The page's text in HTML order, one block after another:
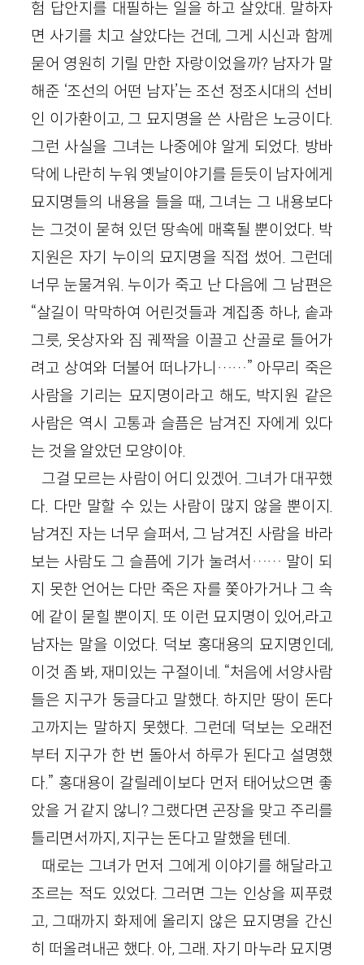
험 답안지를 대필하는 일을 하고 살았대. 말하자
면 사기를 치고 살았다는 건데, 그게 시신과 함께
묻어 영원히 기릴 만한 자랑이었을까? 남자가 말
해준 ‘조선의 어떤 남자’는 조선 정조시대의 선비
인 이가환이고, 그 묘지명을 쓴 사람은 노긍이다.
그런 사실을 그녀는 나중에야 알게 되었다. 방바
닥에 나란히 누워 옛날이야기를 듣듯이 남자에게
묘지명들의 내용을 들을 때, 그녀는 그 내용보다
는 그것이 묻혀 있던 땅속에 매혹될 뿐이었다. 박
지원은 자기 누이의 묘지명을 직접 썼어. 그런데
너무 눈물겨워. 누이가 죽고 난 다음에 그 남편은
“살길이 막막하여 어린것들과 계집종 하나, 솥과
그릇, 옷상자와 짐 궤짝을 이끌고 산골로 들어가
려고 상여와 더불어 떠나가니……” 아무리 죽은
사람을 기리는 묘지명이라고 해도, 박지원 같은
사람은 역시 고통과 슬픔은 남겨진 자에게 있다
는 것을 알았던 모양이야.
그걸 모르는 사람이 어디 있겠어. 그녀가 대꾸했
다. 다만 말할 수 있는 사람이 많지 않을 뿐이지.
남겨진 자는 너무 슬퍼서, 그 남겨진 사람을 바라
보는 사람도 그 슬픔에 기가 눌려서…… 말이 되
지 못한 언어는 다만 죽은 자를 쫓아가거나 그 속
에 같이 묻힐 뿐이지. 또 이런 묘지명이 있어,라고
남자는 말을 이었다. 덕보 홍대용의 묘지명인데,
이것 좀 봐, 재미있는 구절이네. “처음에 서양사람
들은 지구가 둥글다고 말했다. 하지만 땅이 돈다
고까지는 말하지 못했다. 그런데 덕보는 오래전
부터 지구가 한 번 돌아서 하루가 된다고 설명했
다.” 홍대용이 갈릴레이보다 먼저 태어났으면 좋
았을 거 같지 않니? 그랬다면 곤장을 맞고 주리를
틀리면서까지, 지구는 돈다고 말했을 텐데.
때로는 그녀가 먼저 그에게 이야기를 해달라고
조르는 적도 있었다. 그러면 그는 인상을 찌푸렸
고, 그때까지 화제에 올리지 않은 묘지명을 간신
히 떠올려내곤 했다. 아, 그래. 자기 마누라 묘지명